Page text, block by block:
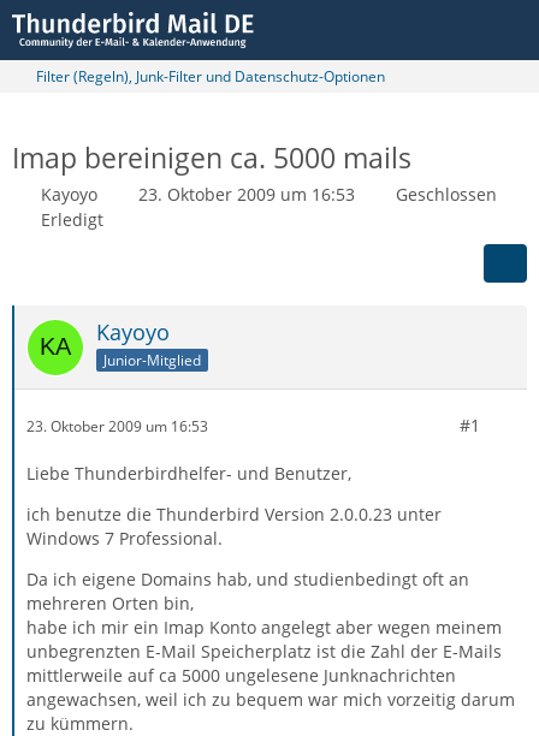
Filter (Regeln), Junk-Filter und Datenschutz-Optionen
Imap bereinigen ca. 5000 mails
Kayoyo 23. Oktober 2009 um 16:53
Geschlossen
Erledigt
Kayoyo
Junior-Mitglied
23. Oktober 2009 um 16:53 #1
Liebe Thunderbirdhelfer- und Benutzer,
ich benutze die Thunderbird Version 2.0.0.23 unter
Windows 7 Professional.
Da ich eigene Domains hab, und studienbedingt oft an
mehreren Orten bin,
habe ich mir ein Imap Konto angelegt aber wegen meinem
unbegrenzten E-Mail Speicherplatz ist die Zahl der E-Mails
mittlerweile auf ca 5000 ungelesene Junknachrichten
angewachsen, weil ich zu bequem war mich vorzeitig darum
zu kümmern.